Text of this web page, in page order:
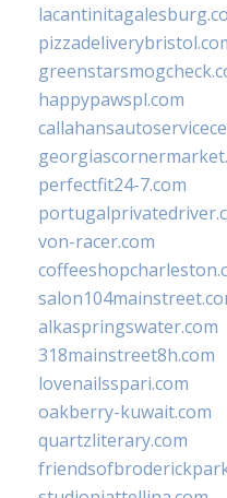
happypawspl.com
perfectfit24-7.com
von-racer.com
alkaspringswater.com
318mainstreet8h.com
lovenailsspari.com
oakberry-kuwait.com
quartzliterary.com